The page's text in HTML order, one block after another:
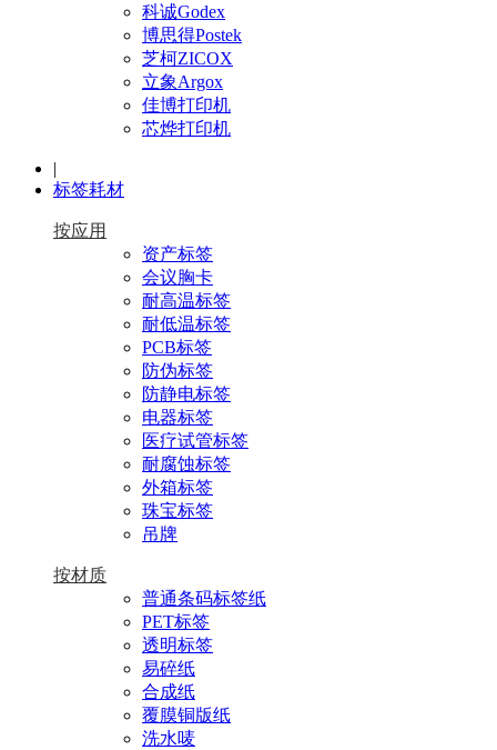
科诚Godex
博思得Postek
芝柯ZICOX
立象Argox
佳博打印机
芯烨打印机
|
标签耗材
按应用
资产标签
会议胸卡
耐高温标签
耐低温标签
PCB标签
防伪标签
防静电标签
电器标签
医疗试管标签
耐腐蚀标签
外箱标签
珠宝标签
吊牌
按材质
普通条码标签纸
PET标签
透明标签
易碎纸
合成纸
覆膜铜版纸
洗水唛